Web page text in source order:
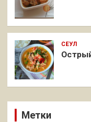
СЕУЛ
Метки